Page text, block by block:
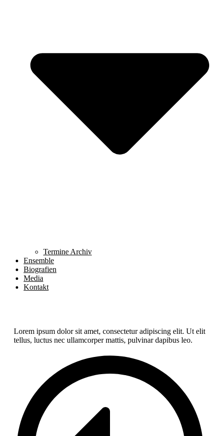
Termine Archiv
Ensemble
Biografien
Media
Kontakt
Lorem ipsum dolor sit amet, consectetur adipiscing elit. Ut elit
tellus, luctus nec ullamcorper mattis, pulvinar dapibus leo.